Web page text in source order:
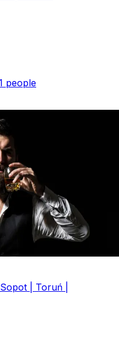
people
| Toruń |